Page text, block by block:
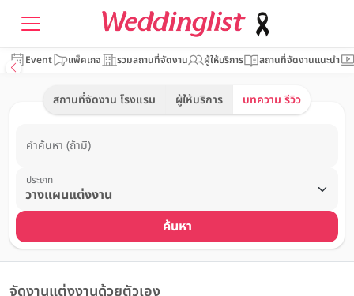
Event แพ็คเกจ รวมสถานที่จัดงาน ผู้ให้บริการ สถานที่จัดงานแนะนำ
สถานที่จัดงาน โรงแรม ผู้ให้บริการ บทความ รีวิว
คำค้นหา (ถ้ามี)
ประเภท
ค้นหา
จัดงานแต่งงานด้วยตัวเอง